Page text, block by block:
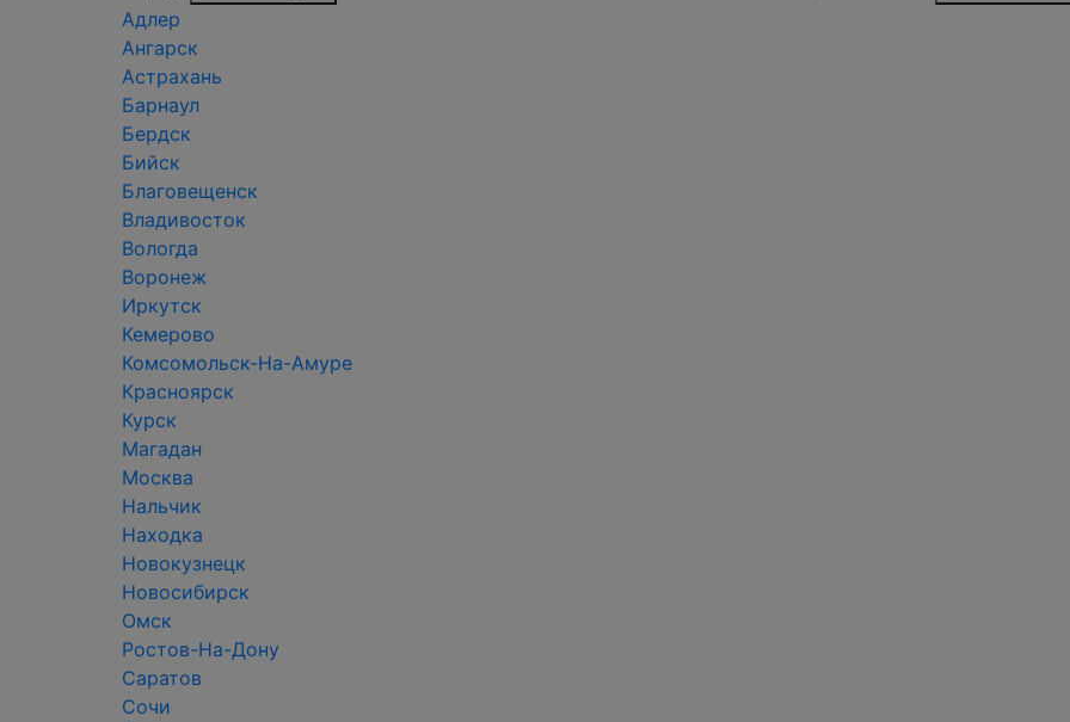
Адлер
Ангарск
Астрахань
Барнаул
Бердск
Бийск
Благовещенск
Владивосток
Вологда
Воронеж
Иркутск
Кемерово
Комсомольск-На-Амуре
Красноярск
Курск
Магадан
Москва
Нальчик
Находка
Новокузнецк
Новосибирск
Омск
Ростов-На-Дону
Саратов
Сочи